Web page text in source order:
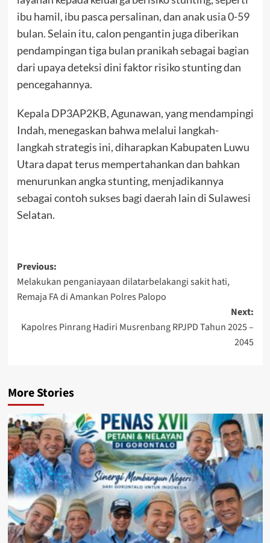
ibu hamil, ibu pasca persalinan, dan anak usia 0-59
bulan. Selain itu, calon pengantin juga diberikan
pendampingan tiga bulan pranikah sebagai bagian
dari upaya deteksi dini faktor risiko stunting dan
pencegahannya.
Kepala DP3AP2KB, Agunawan, yang mendampingi
Indah, menegaskan bahwa melalui langkah-
langkah strategis ini, diharapkan Kabupaten Luwu
Utara dapat terus mempertahankan dan bahkan
menurunkan angka stunting, menjadikannya
sebagai contoh sukses bagi daerah lain di Sulawesi
Selatan.
Post
navigation
Previous:
Melakukan penganiayaan dilatarbelakangi sakit hati,
Remaja FA di Amankan Polres Palopo
Next:
Kapolres Pinrang Hadiri Musrenbang RPJPD Tahun 2025 –
2045
More Stories